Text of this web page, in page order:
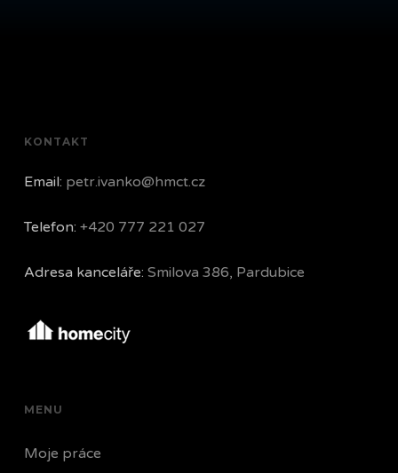
KONTAKT
Email: petr.ivanko@hmct.cz
Telefon: +420 777 221 027
Adresa kanceláře: Smilova 386, Pardubice
MENU
Moje práce